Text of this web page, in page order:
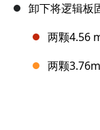
卸下将逻辑板
两颗4.56
两颗